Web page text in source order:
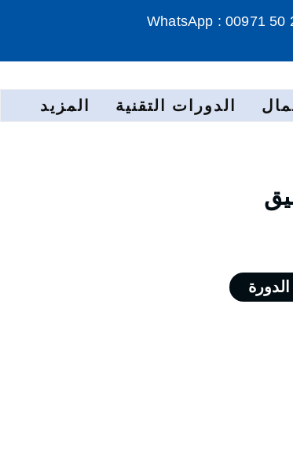
WhatsApp : 00971 50
الدورات التقنية المزيد